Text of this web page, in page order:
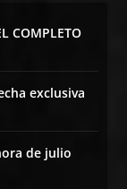
COMPLETO
exclusiva
de julio